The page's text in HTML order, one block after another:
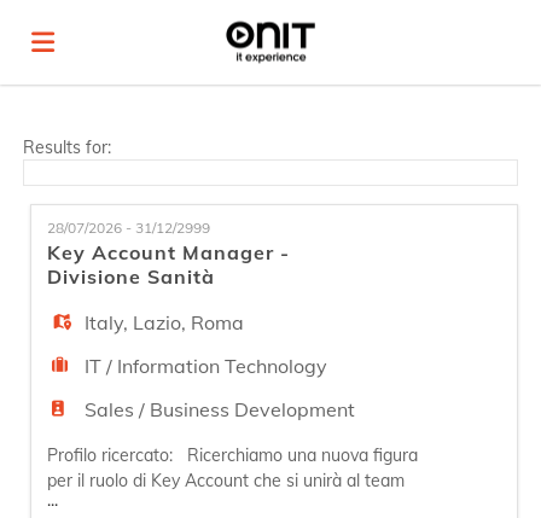
Job
list
Upload
your
CV
Login
Language
Results for:
28/07/2026 - 31/12/2999
Key Account Manager -
Divisione Sanità
Italy, Lazio, Roma
IT / Information Technology
Sales / Business Development
Profilo ricercato: Ricerchiamo una nuova figura
per il ruolo di Key Account che si unirà al team
Sales. Il profilo selezionato si specializzerà sul
...